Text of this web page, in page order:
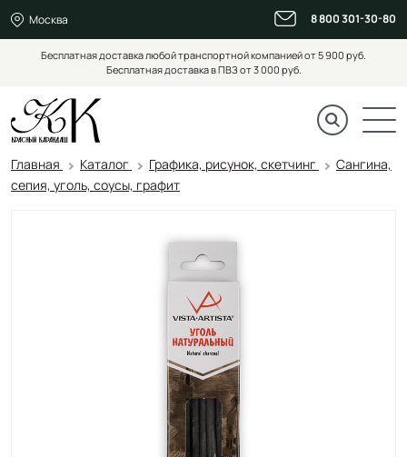
Москва 8 800 301-30-80
Бесплатная доставка любой транспортной компанией от 5 900 руб.
Бесплатная доставка в ПВЗ от 3 000 руб.
Главная Каталог Графика, рисунок, скетчинг
Сангина,
сепия, уголь, соусы, графит